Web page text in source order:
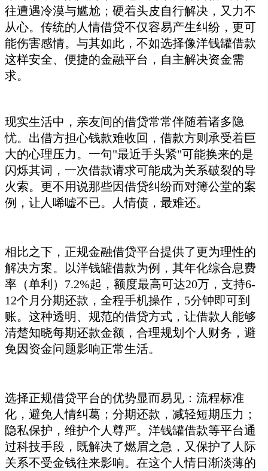
往遭遇冷漠与尴尬；硬着头皮自行解决，又力不
从心。传统的人情借贷不仅容易产生纠纷，更可
能伤害感情。与其如此，不如选择像洋钱罐借款
这样安全、便捷的金融平台，自主解决资金需
求。
现实生活中，亲友间的借贷常常伴随着诸多隐
忧。出借方担心钱款难收回，借款方则承受着巨
大的心理压力。一句"最近手头紧"可能换来的是
闪烁其词，一次借款请求可能成为关系破裂的导
火索。更不用说那些因借贷纠纷而对簿公堂的案
例，让人唏嘘不已。人情债，最难还。
相比之下，正规金融借贷平台提供了更为理性的
解决方案。以洋钱罐借款为例，其年化综合息费
率（单利）7.2%起，额度最高可达20万，支持6-
12个月分期还款，全程手机操作，5分钟即可到
账。这种透明、规范的借贷方式，让借款人能够
清楚知晓每期还款金额，合理规划个人财务，避
免因资金问题影响正常生活。
选择正规借贷平台的优势显而易见：流程标准
化，避免人情纠葛；分期还款，减轻短期压力；
隐私保护，维护个人尊严。洋钱罐借款等平台通
过科技手段，既解决了燃眉之急，又保护了人际
关系不受金钱往来影响。在这个人情日渐淡薄的